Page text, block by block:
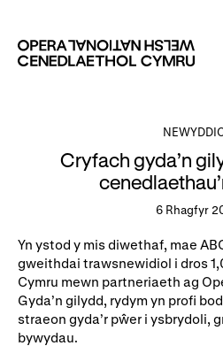
Digwyddiadur
Cynyrchiadau
Cyngherddau
Cryfach gyda’n
6 Rhagfyr
Yn ystod y mis diwethaf, mae
gweithdai trawsnewidiol i dros
Cymru mewn partneriaeth ag
Gyda’n gilydd, rydym yn profi
straeon gyda’r pŵer i ysbrydoli,
bywydau.